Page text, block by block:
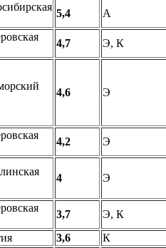
5,4 А
4,7 Э, К
4,6 Э
4,2 Э
4 Э
3,7
Э, К
3,6
К